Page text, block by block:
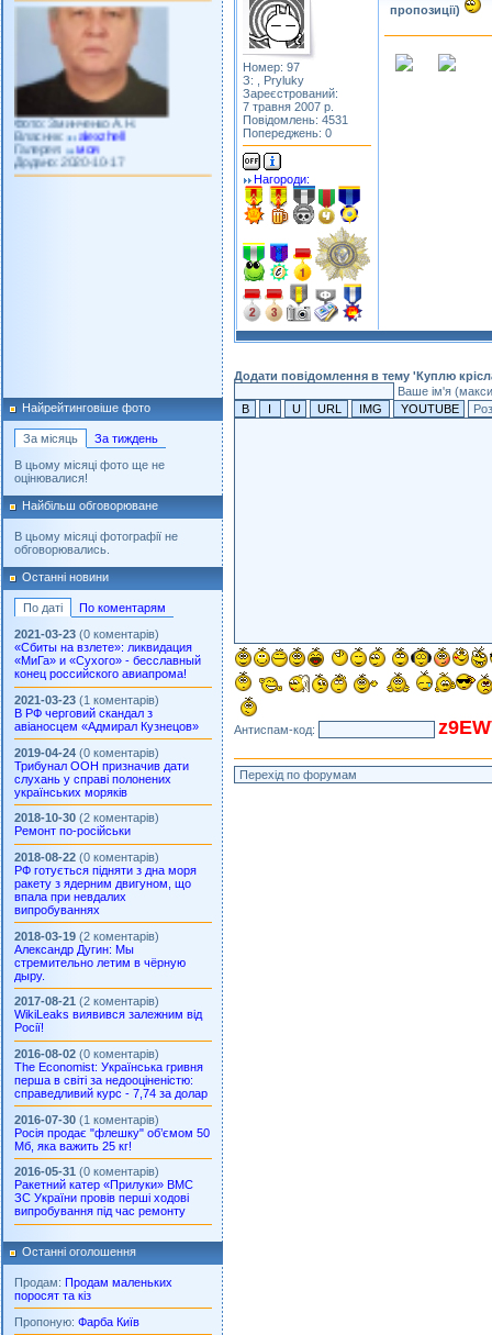
Фото: Зминченко А.Н.
Власник:
alexzhell
Галерея:
моя
Додано: 2020-10-17
Найрейтинговіше фото
За місяць
За тиждень
В цьому місяці фото ще не
оцінювалися!
Найбільш обговорюване
В цьому місяці фотографії не
обговорювались.
Останні новини
По даті
По коментарям
2021-03-23 (0 коментарів)
«Сбиты на взлете»: ликвидация
«МиГа» и «Сухого» - бесславный
конец российского авиапрома!
2021-03-23 (1 коментарів)
В РФ черговий скандал з
авіаносцем «Адмирал Кузнецов»
2019-04-24 (0 коментарів)
Трибунал ООН призначив дати
слухань у справі полонених
українських моряків
2018-10-30 (2 коментарів)
Ремонт по-російськи
2018-08-22 (0 коментарів)
РФ готується підняти з дна моря
ракету з ядерним двигуном, що
впала при невдалих
випробуваннях
2018-03-19 (2 коментарів)
Александр Дугин: Мы
стремительно летим в чёрную
дыру.
2017-08-21 (2 коментарів)
WikiLeaks виявився залежним від
Росії!
2016-08-02 (0 коментарів)
The Economist: Українська гривня
перша в світі за недооціненістю:
справедливий курс - 7,74 за долар
2016-07-30 (1 коментарів)
Росія продає "флешку" об’ємом 50
Мб, яка важить 25 кг!
2016-05-31 (0 коментарів)
Ракетний катер «Прилуки» ВМС
ЗС України провів перші ходові
випробування під час ремонту
Останні оголошення
Продам: Продам маленьких
поросят та кіз
Пропоную: Фарба Київ
Номер: 97
З: , Pryluky
Зареєстрований:
7 травня 2007 р.
Повідомлень: 4531
Попереджень: 0
Нагороди:
пропозиції)
Додати повідомлення в тему 'Куплю
Ваше ім'я
Антиспам-код: